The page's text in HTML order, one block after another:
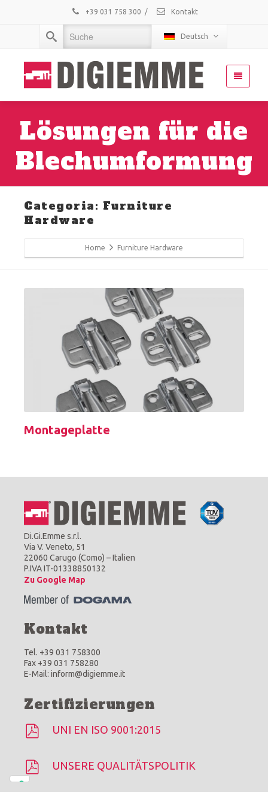
+39 031 758 300 / Kontakt
Deutsch
Lösungen für die
Blechumformung
Categoria: Furniture
Hardware
Home Furniture Hardware
Montageplatte
Di.Gi.Emme s.r.l.
Via V. Veneto, 51
22060 Carugo (Como) – Italien
P.IVA IT-01338850132
Zu Google Map
Kontakt
Tel. +39 031 758300
Fax +39 031 758280
E-Mail: inform@digiemme.it
Zertifizierungen
UNI EN ISO 9001:2015
UNSERE QUALITÄTSPOLITIK